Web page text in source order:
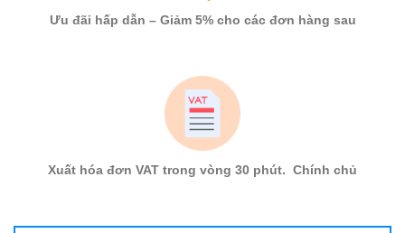
Ưu đãi hấp dẫn – Giảm 5% cho các đơn hàng sau
Xuất hóa đơn VAT trong vòng 30 phút. Chính chủ